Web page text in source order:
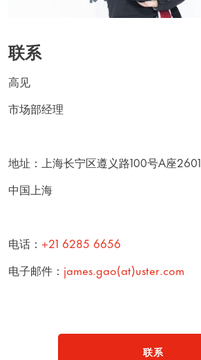
联系
高见
市场部经理
地址：上海长宁区遵义路100号A座2601
中国上海
电话： +21 6285 6656
电子邮件： james.gao(at)uster.com
联系